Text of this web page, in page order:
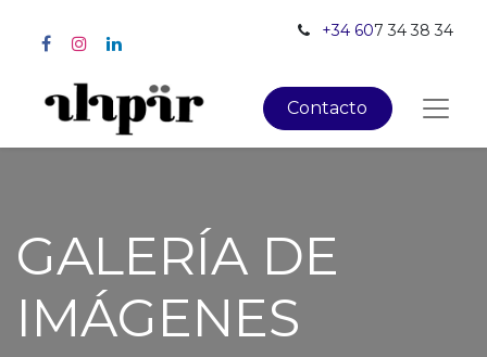
+34 607 34 38 34
Contacto
GALERÍA DE
IMÁGENES